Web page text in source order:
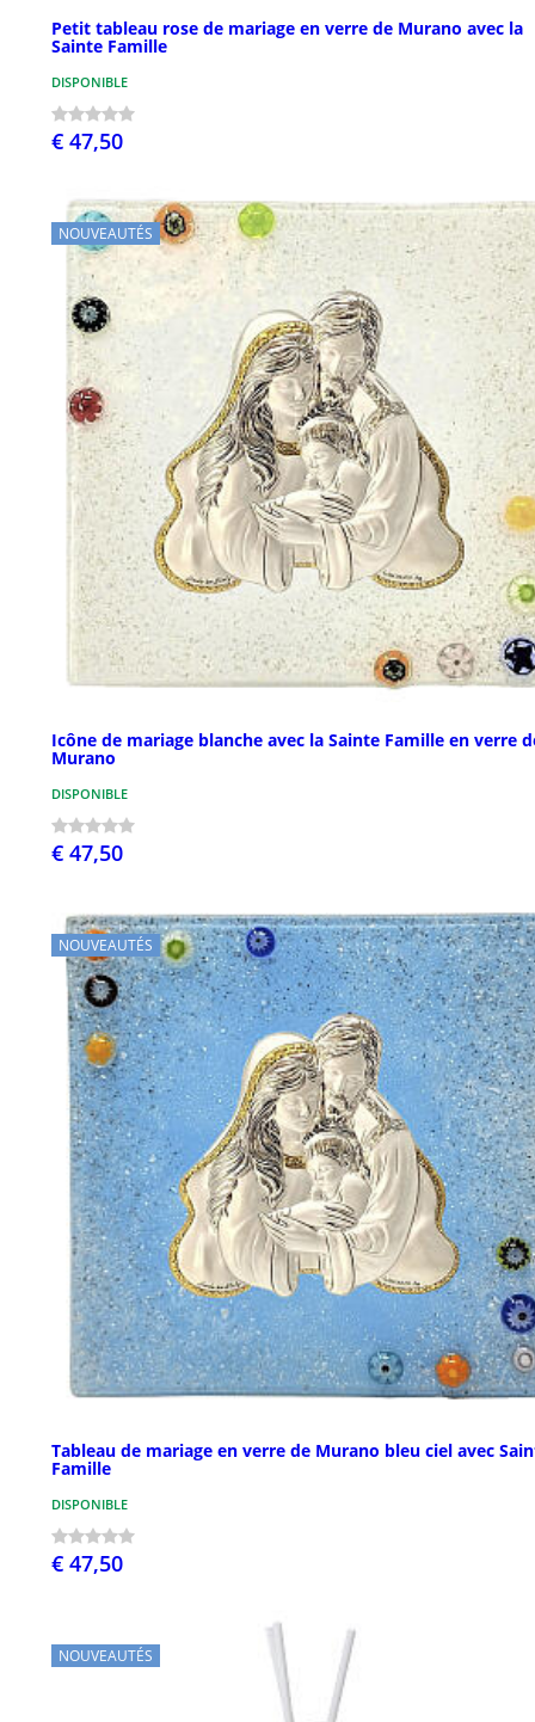
Petit tableau rose de mariage en verre de Murano avec la
Sainte Famille
DISPONIBLE
€ 47,50
NOUVEAUTÉS
Icône de mariage blanche avec la Sainte Famille en verre
Murano
DISPONIBLE
€ 47,50
NOUVEAUTÉS
Tableau de mariage en verre de Murano bleu ciel avec
Famille
DISPONIBLE
€ 47,50
NOUVEAUTÉS